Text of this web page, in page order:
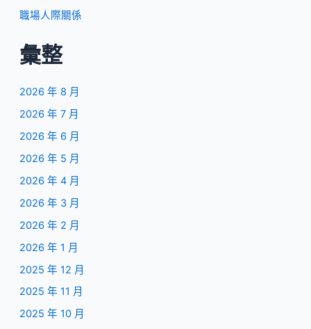
職場人際關係
彙整
2026 年 8 月
2026 年 7 月
2026 年 6 月
2026 年 5 月
2026 年 4 月
2026 年 3 月
2026 年 2 月
2026 年 1 月
2025 年 12 月
2025 年 11 月
2025 年 10 月